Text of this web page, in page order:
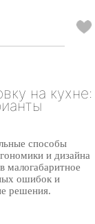
на кухне:
способы
и дизайна
малогабаритное
ошибок и
решения.